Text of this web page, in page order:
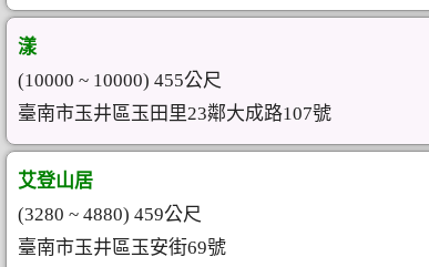
漾
(10000 ~ 10000) 455公尺
臺南市玉井區玉田里23鄰大成路107號
艾登山居
(3280 ~ 4880) 459公尺
臺南市玉井區玉安街69號